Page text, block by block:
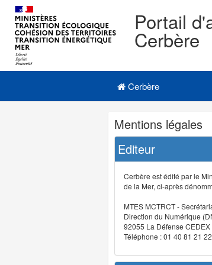
Portail
Cerbère
Navigation
Menu principal
Cerbère
Navigation
et
outils
annexes
Mentions légales
Editeur
Cerbère est édité par le
de la Mer, ci-après
MTES MCTRCT -
Direction du Numérique
92055 La Défense CEDEX
Téléphone : 01 40 81 21 22